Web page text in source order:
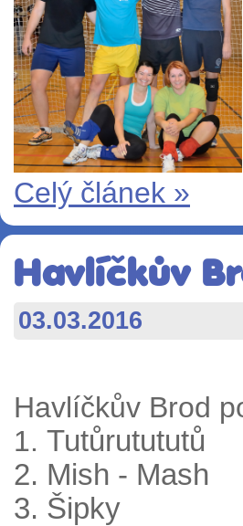
Celý článek »
Havlíčkův
03.03.2016
Havlíčkův Brod
1. Tutůrutututů
2. Mish - Mash
3. Šipky